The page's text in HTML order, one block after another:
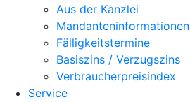
Aus der Kanzlei
Mandanteninformationen
Fälligkeitstermine
Basiszins / Verzugszins
Verbraucherpreisindex
Service